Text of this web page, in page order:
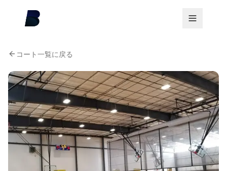
コート一覧に戻る